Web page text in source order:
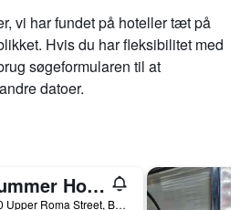
vi har fundet på hoteller tæt på
Hvis du har fleksibilitet med
søgeformularen til at
datoer.
Summer House Brisbane - Hostel
350 Upper Roma Street, Brisbane, QLD, Australien